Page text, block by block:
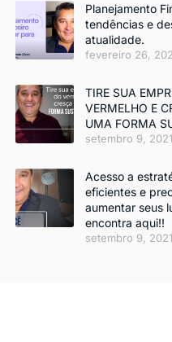
Planejamento
tendências e
atualidade.
fevereiro 26,
TIRE SUA
VERMELHO E
UMA FORMA
setembro 9, 2021
Acesso a
eficientes e
aumentar seus
encontra aqui!!
setembro 9, 2021